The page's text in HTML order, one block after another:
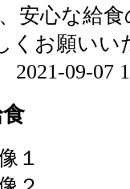
安心な給
くお願いい
2021-09-07